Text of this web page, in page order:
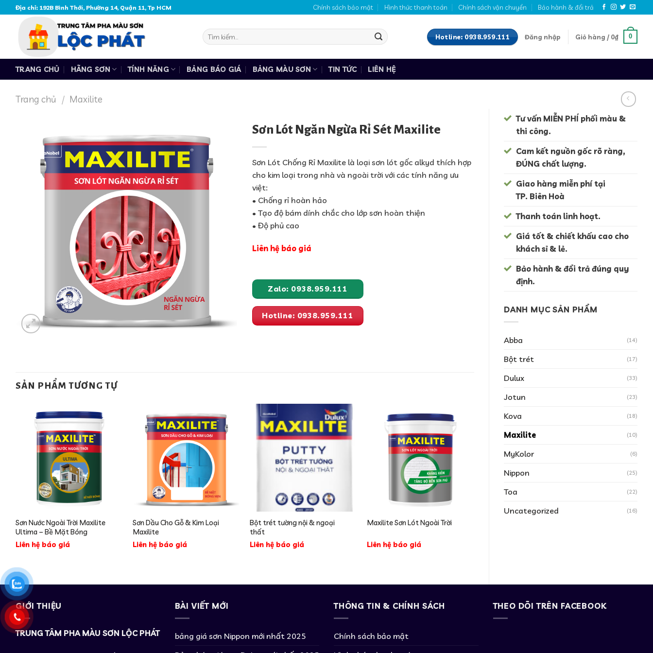
content
Địa chỉ: 192B Bình Thới, Phường 14, Quận 11, Tp HCM Chính sách bảo mật Hình thức thanh toán Chính sách vận chuyển Bảo hành & đổi trả
Tìm
kiếm:
Hotline: 0938.959.111 Đăng nhập Giỏ hàng / 0₫ 0
TRANG CHỦ HÃNG SƠN TÍNH NĂNG BẢNG BÁO GIÁ BẢNG MÀU SƠN TIN TỨC LIÊN HỆ
Trang chủ / Maxilite
Tư vấn MIỄN PHÍ phối màu &
thi công.
Cam kết nguồn gốc rõ ràng,
ĐÚNG chất lượng.
Giao hàng miễn phí tại
TP. Biên Hoà
Thanh toán linh hoạt.
Giá tốt & chiết khấu cao cho
khách sỉ & lẻ.
Bảo hành & đổi trả đúng quy
định.
DANH MỤC SẢN PHẨM
Abba (14)
Bột trét (17)
Dulux (33)
Jotun (23)
Kova (18)
Maxilite (10)
MyKolor (6)
Nippon (25)
Toa (22)
Uncategorized (16)
Sơn Lót Ngăn Ngừa Rỉ Sét Maxilite
Sơn Lót Chống Rỉ Maxilite là loại sơn lót gốc alkyd thích hợp
cho kim loại trong nhà và ngoài trời với các tính năng ưu
việt:
• Chống rỉ hoàn hảo
• Tạo độ bám dính chắc cho lớp sơn hoàn thiện
• Độ phủ cao
Liên hệ báo giá
Zalo: 0938.959.111
Hotline: 0938.959.111
SẢN PHẨM TƯƠNG TỰ
Sơn Nước Ngoài Trời Maxilite
Ultima – Bề Mặt Bóng
Liên hệ báo giá
Sơn Dầu Cho Gỗ & Kim Loại
Maxilite
Liên hệ báo giá
Bột trét tường nội & ngoại
thất
Liên hệ báo giá
Maxilite Sơn Lót Ngoài Trời
Liên hệ báo giá
GIỚI THIỆU
TRUNG TÂM PHA MÀU SƠN LỘC PHÁT
BÀI VIẾT MỚI
bảng giá sơn Nippon mới nhất 2025
THÔNG TIN & CHÍNH SÁCH
Chính sách bảo mật
THEO DÕI TRÊN FACEBOOK